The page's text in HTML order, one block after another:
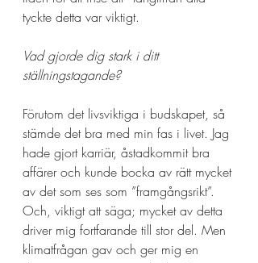
tyckte detta var viktigt.
Vad gjorde dig stark i ditt
ställningstagande?
Förutom det livsviktiga i budskapet, så
stämde det bra med min fas i livet. Jag
hade gjort karriär, åstadkommit bra
affärer och kunde bocka av rätt mycket
av det som ses som ”framgångsrikt”.
Och, viktigt att säga; mycket av detta
driver mig fortfarande till stor del. Men
klimatfrågan gav och ger mig en